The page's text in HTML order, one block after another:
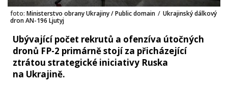
foto: Ministerstvo obrany Ukrajiny / Public domain / Ukrajinský dálkový
dron AN-196 Ljutyj
Ubývající počet rekrutů a ofenzíva útočných
dronů FP-2 primárně stojí za přicházející
ztrátou strategické iniciativy Ruska
na Ukrajině.